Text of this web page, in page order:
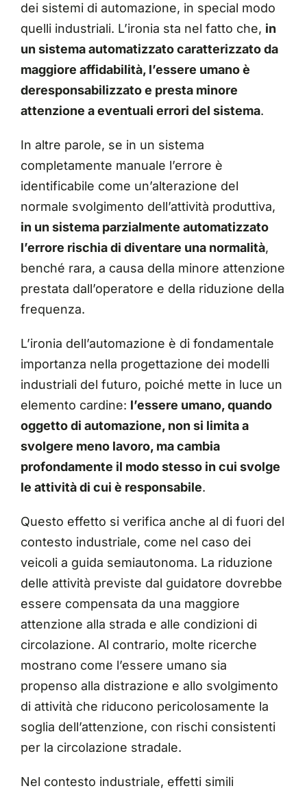
dei sistemi di automazione, in special modo
quelli industriali. L’ironia sta nel fatto che, in
un sistema automatizzato caratterizzato da
maggiore affidabilità, l’essere umano è
deresponsabilizzato e presta minore
attenzione a eventuali errori del sistema.
In altre parole, se in un sistema
completamente manuale l’errore è
identificabile come un’alterazione del
normale svolgimento dell’attività produttiva,
in un sistema parzialmente automatizzato
l’errore rischia di diventare una normalità,
benché rara, a causa della minore attenzione
prestata dall’operatore e della riduzione della
frequenza.
L’ironia dell’automazione è di fondamentale
importanza nella progettazione dei modelli
industriali del futuro, poiché mette in luce un
elemento cardine: l’essere umano, quando
oggetto di automazione, non si limita a
svolgere meno lavoro, ma cambia
profondamente il modo stesso in cui svolge
le attività di cui è responsabile.
Questo effetto si verifica anche al di fuori del
contesto industriale, come nel caso dei
veicoli a guida semiautonoma. La riduzione
delle attività previste dal guidatore dovrebbe
essere compensata da una maggiore
attenzione alla strada e alle condizioni di
circolazione. Al contrario, molte ricerche
mostrano come l’essere umano sia
propenso alla distrazione e allo svolgimento
di attività che riducono pericolosamente la
soglia dell’attenzione, con rischi consistenti
per la circolazione stradale.
Nel contesto industriale, effetti simili